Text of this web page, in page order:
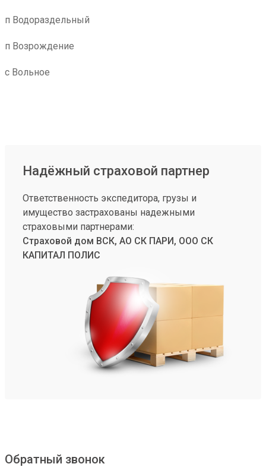
п Водораздельный
п Возрождение
с Вольное
Надёжный страховой партнер
Ответственность экспедитора, грузы и
имущество застрахованы надежными
страховыми партнерами:
Страховой дом ВСК, АО СК ПАРИ, ООО СК
КАПИТАЛ ПОЛИС
Обратный звонок